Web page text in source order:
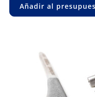
Añadir al